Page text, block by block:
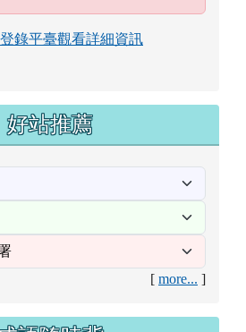
錄平臺觀看詳細資訊
好站推薦
[ more... ]